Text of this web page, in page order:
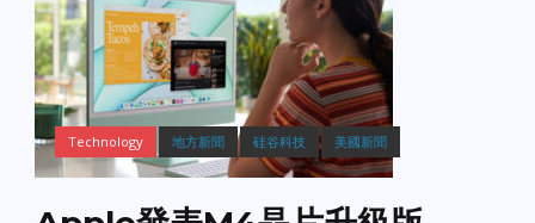
Technology 地方新聞 硅谷科技 美國新聞